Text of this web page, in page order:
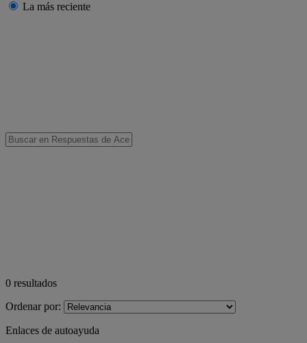
La más reciente
0 resultados
Ordenar por:
Enlaces de autoayuda